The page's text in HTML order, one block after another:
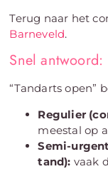
Terug naar het
Barneveld.
Snel
“Tandarts open”
Regulier
meestal op
Semi-
tand): vaak